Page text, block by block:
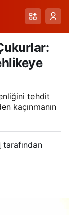
tehdit
kaçınmanın
tarafından
Paylaş